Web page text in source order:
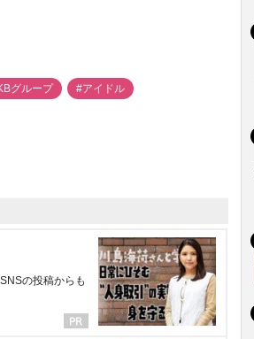
グループ #アイドル
の投稿からも